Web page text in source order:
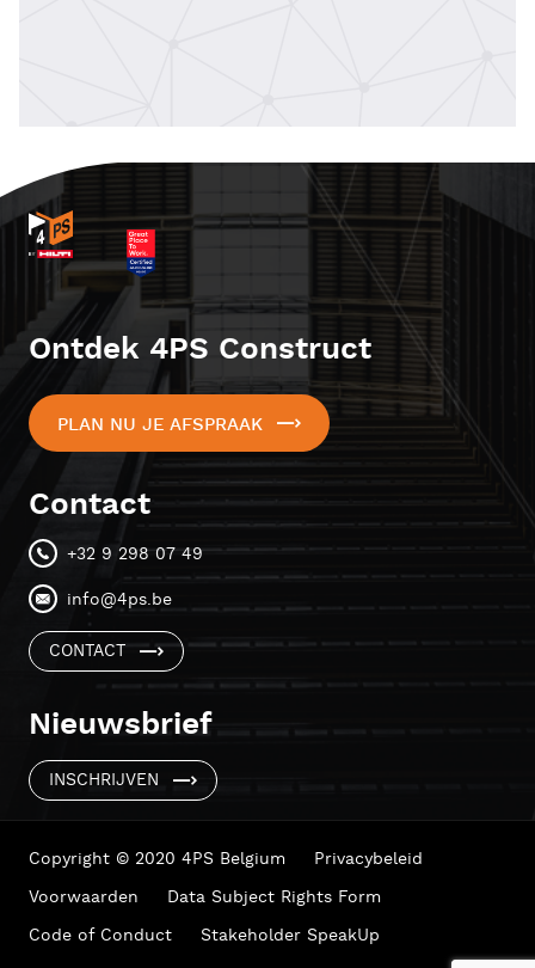
Ontdek 4PS Construct
PLAN NU JE AFSPRAAK
Contact
+32 9 298 07 49
info@4ps.be
CONTACT
Nieuwsbrief
INSCHRIJVEN
Copyright © 2020 4PS Belgium
Privacybeleid
Voorwaarden
Data Subject Rights Form
Code of Conduct
Stakeholder SpeakUp